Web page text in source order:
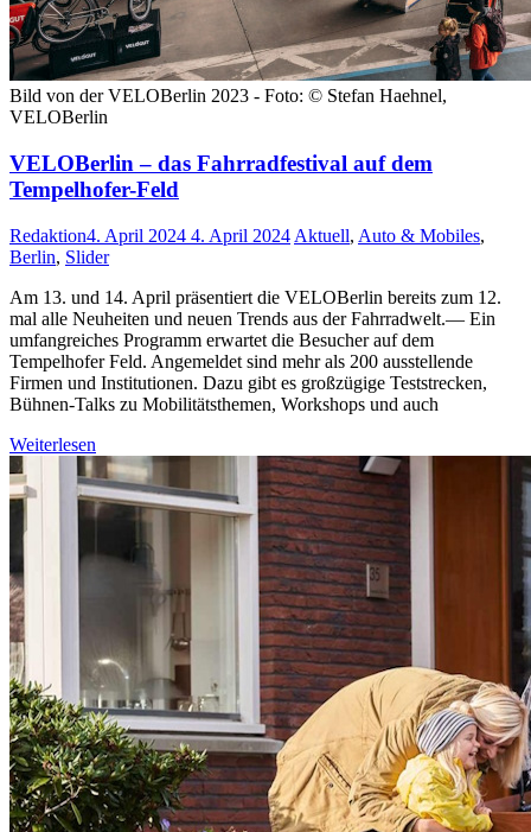
Bild von der VELOBerlin 2023 - Foto: © Stefan Haehnel,
VELOBerlin
VELOBerlin – das Fahrradfestival auf dem
Tempelhofer-Feld
Redaktion4. April 2024 4. April 2024 Aktuell, Auto & Mobiles,
Berlin, Slider
Am 13. und 14. April präsentiert die VELOBerlin bereits zum 12.
mal alle Neuheiten und neuen Trends aus der Fahrradwelt.— Ein
umfangreiches Programm erwartet die Besucher auf dem
Tempelhofer Feld. Angemeldet sind mehr als 200 ausstellende
Firmen und Institutionen. Dazu gibt es großzügige Teststrecken,
Bühnen-Talks zu Mobilitätsthemen, Workshops und auch
Weiterlesen